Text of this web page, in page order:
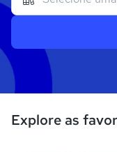
Explore as